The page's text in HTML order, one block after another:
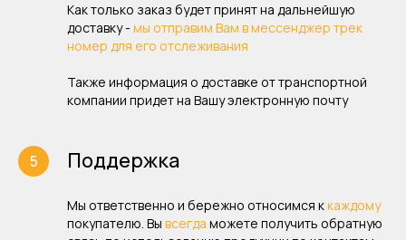
Как только заказ будет принят на дальнейшую
доставку - мы отправим Вам в мессенджер трек
номер для его отслеживания
Также информация о доставке от транспортной
компании придет на Вашу электронную почту
Поддержка
Мы ответственно и бережно относимся ккаждому
покупателю. Вы всегда можете получить обратную